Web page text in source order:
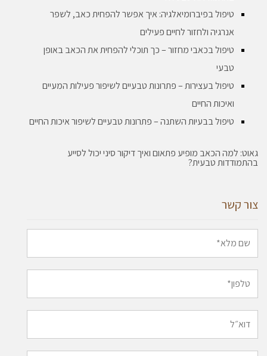
טיפול בפיברומיאלגיה: איך אפשר להפחית כאב, לשפר
אנרגיה ולחזור לחיים פעילים
טיפול בכאבי מחזור – כך תוכלי להפחית את הכאב באופן
טבעי
טיפול בעצירות – פתרונות טבעיים לשיפור פעילות המעיים
ואיכות החיים
טיפול בבעיות השתנה – פתרונות טבעיים לשיפור איכות החיים
גאוט: למה הכאב מופיע פתאום ואיך דיקור סיני יכול לסייע
בהתמודדות טבעית?
צור קשר